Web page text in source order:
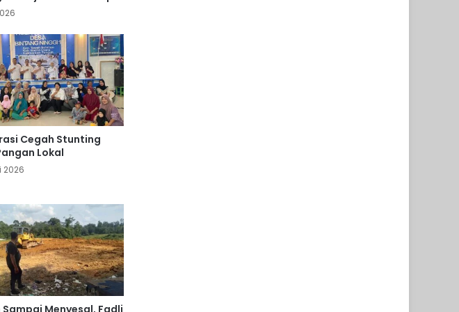
Barito Lahei
Terbalik di Barito
Tertindih Unit
Pemuda Barito Utara
II Ikuti Verifikasi
Didukung PT BEK &
Industri
Cegah Stunting
Lokal
2026
Menyesal, Fadli